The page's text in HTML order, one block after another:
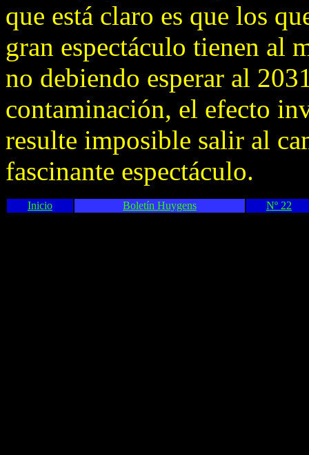
que está claro es que los
gran espectáculo tienen al
no debiendo esperar al
contaminación, el efecto
resulte imposible salir al
fascinante espectáculo.
Inicio Boletín Huygens Nº 22